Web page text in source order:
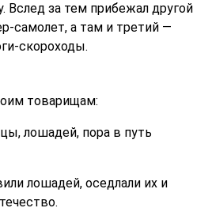
Вслед за тем прибежал другой
самолет, а там и третий —
скороходы.
товарищам:
лошадей, пора в путь
лошадей, оседлали их и